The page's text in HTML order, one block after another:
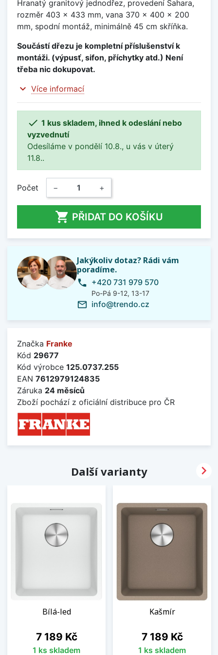
Hranatý granitový jednodřez, provedení Sahara,
rozměr 403 x 433 mm, vana 370 x 400 x 200
mm, spodní montáž, minimálně 45 cm skříňka.
Součástí dřezu je kompletní příslušenství k
montáži. (výpusť, sifon, příchytky atd.) Není
třeba nic dokupovat.
expand_more Více informací
 1 kus skladem, ihned k odeslání nebo
vyzvednutí
Odesíláme v pondělí 10.8., u vás v úterý
11.8..
Počet − +
 PŘIDAT DO KOŠÍKU
Jakýkoliv dotaz? Rádi vám
poradíme.
phone +420 731 979 570
Po-Pá 9-12, 13-17
mail_outline info@trendo.cz
Značka Franke
Kód 29677
Kód výrobce 125.0737.255
EAN 7612979124835
Záruka 24 měsíců
Zboží pochází z oficiální distribuce pro ČR
Další varianty
Bílá-led
Cena
7 189 Kč
1 ks skladem
Kašmír
Cena
7 189 Kč
1 ks skladem
